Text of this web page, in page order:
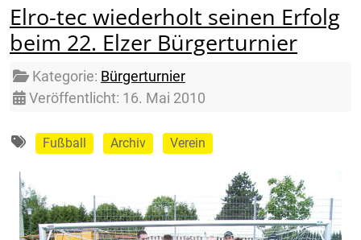
Elro-tec wiederholt seinen Erfolg
beim 22. Elzer Bürgerturnier
Details
Kategorie: Bürgerturnier
Veröffentlicht: 16. Mai 2010
Fußball Archiv Verein